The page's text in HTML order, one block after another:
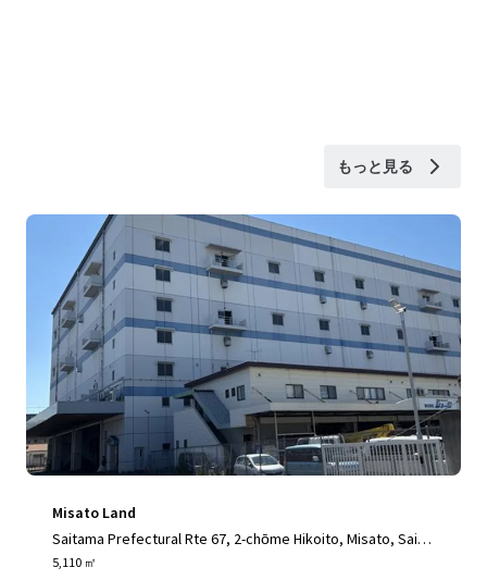
もっと見る
Misato Land
Saitama Prefectural Rte 67, 2-chōme Hikoito, Misato, Saita
ma 341-0001, Japan, Misato, Saitama, 341-0001, JP
5,110 ㎡